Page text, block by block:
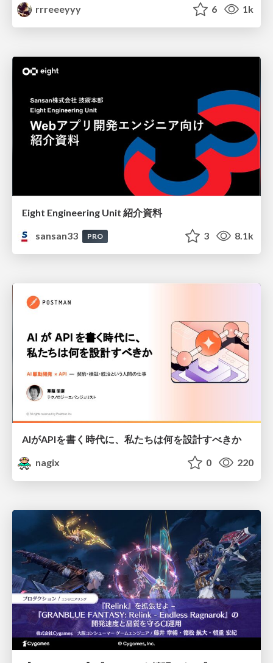
rrreeeyyy
6 1k
Eight Engineering Unit 紹介資料
sansan33
PRO 3 8.1k
AIがAPIを書く時代に、私たちは何を設計すべきか
nagix
0 220